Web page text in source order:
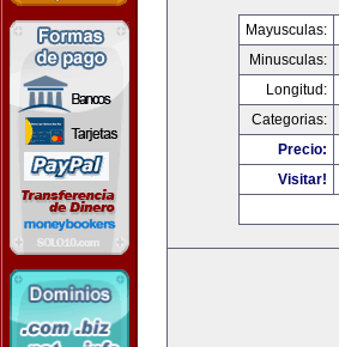
Mayusculas:
Minusculas:
Longitud:
Categorias:
Precio:
Visitar!